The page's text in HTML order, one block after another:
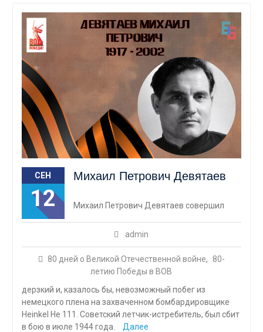
СЕН
12
Михаил Петрович Девятаев
admin
80 дней о Великой Отечественной войне,
80-
летию Победы в ВОВ
Михаил Петрович Девятаев совершил
дерзкий и, казалось бы, невозможный побег из
немецкого плена на захваченном бомбардировщике
Heinkel He 111. Советский летчик-истребитель, был сбит
в бою в июле 1944 года.
Далее